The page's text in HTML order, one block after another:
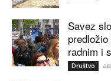
Savez
radnim i
Društvo